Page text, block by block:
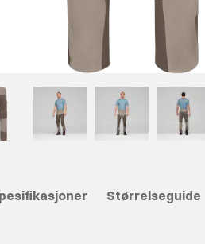
Størrelseguide